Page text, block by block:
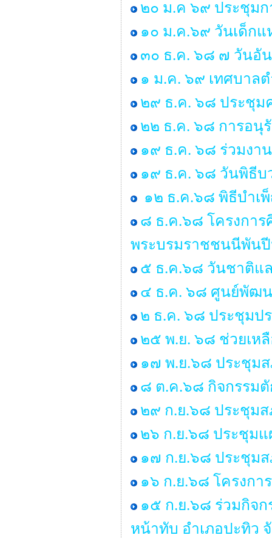
๒๐ ม.ค ๖๙ ประชุม
๑๐ ม.ค.๖๙ วันเด็กแ
๓๐ ธ.ค. ๖๘ ๗ วันอั
๑ ม.ค. ๖๙ เทศบาล
๒๙ ธ.ค. ๖๘ ประชุม
๒๒ ธ.ค. ๖๘ การอนุ
๑๙ ธ.ค. ๖๘ ร่วมงา
๑๙ ธ.ค. ๖๘ วันพิธีบ
๑๒ ธ.ค.๖๘ พิธีบำ
๘ ธ.ค.๖๘ โครงการ
พระบรมราชชนนีพัน
๕ ธ.ค.๖๘ วันชาติแ
๔ ธ.ค. ๖๘ ศูนย์พัฒน
๒ ธ.ค. ๖๘ ประชุมป
๒๕ พ.ย. ๖๘ ช่วยเห
๑๗ พ.ย.๖๘ ประชุม
๘ ต.ค.๖๘ กิจกรรม
๒๙ ก.ย.๖๘ ประชุม
๒๖ ก.ย.๖๘ ประชุม
๑๗ ก.ย.๖๘ ประชุม
๑๖ ก.ย.๖๘ โครงกา
๑๕ ก.ย.๖๘ ร่วมกิจ
หน้าทับ อำเภอปะทิว